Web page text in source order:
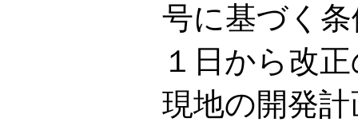
号に基づく
１日から改
現地の開発